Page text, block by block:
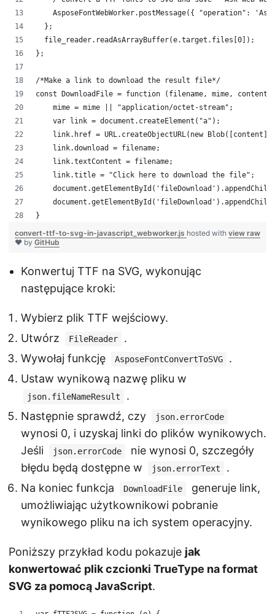
AsposeFontWebWorker.postMessage({ "operation":
  };
  file_reader.readAsArrayBuffer(e.target.files[0]);
};
/*Make a link to download the result file*/
const DownloadFile = function (filename, mime,
    mime = mime || "application/octet-stream";
    var link = document.createElement("a");
link.href = URL.createObjectURL(new Blob([content],
    link.download = filename;
    link.textContent = filename;
    link.title = "Click here to download the file";
}
view raw
convert-ttf-to-svg-in-javascript_webworker.js hosted with
❤ by GitHub
Konwertuj TTF na SVG, wykonując
następujące kroki:
Wybierz plik TTF wejściowy.
Utwórz
FileReader
.
Wywołaj funkcję
AsposeFontConvertToSVG
.
Ustaw wynikową nazwę pliku w
json.fileNameResult
.
Następnie sprawdź, czy
json.errorCode
wynosi 0, i uzyskaj linki do plików wynikowych.
Jeśli
json.errorCode
nie wynosi 0, szczegóły
błędu będą dostępne w
json.errorText
.
Na koniec funkcja
DownloadFile
generuje link,
umożliwiając użytkownikowi pobranie
wynikowego pliku na ich system operacyjny.
Poniższy przykład kodu pokazuje jak
konwertować plik czcionki TrueType na format
SVG za pomocą JavaScript.